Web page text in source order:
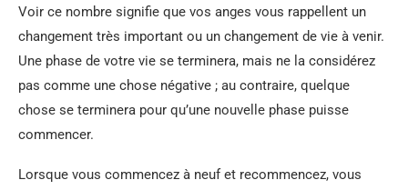
Voir ce nombre signifie que vos anges vous rappellent un
changement très important ou un changement de vie à venir.
Une phase de votre vie se terminera, mais ne la considérez
pas comme une chose négative ; au contraire, quelque
chose se terminera pour qu’une nouvelle phase puisse
commencer.
Lorsque vous commencez à neuf et recommencez, vous